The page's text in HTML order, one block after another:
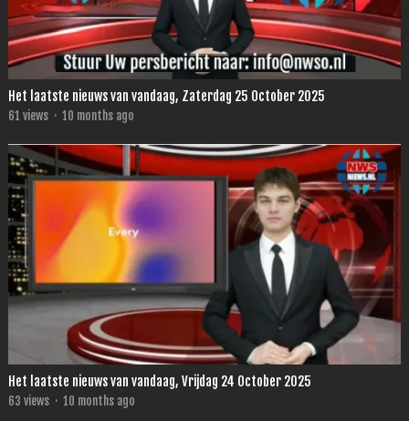
Het laatste nieuws van vandaag, Zaterdag 25 October 2025
61 views · 10 months ago
Het laatste nieuws van vandaag, Vrijdag 24 October 2025
63 views · 10 months ago